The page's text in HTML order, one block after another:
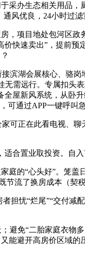
办生态相关用品，
风优良，24小时过滤
项目地处包河区政
快速卖出”，提前
湖会展核心、骆
需远行。专属扣头
屋新风系统，从
可通过APP一键呼叫
正在此看电视、聊
置业取投资。自入
的“心头好”。笼盖
流了换房成本（契
忧“烂尾”“交付减
“二胎家庭衣物
避开高房价区域